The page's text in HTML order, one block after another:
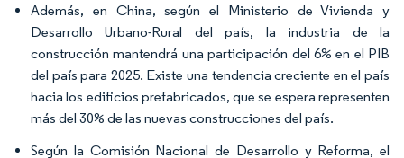
Además, en China, según el Ministerio de Vivienda y
Desarrollo Urbano-Rural del país, la industria de la
construcción mantendrá una participación del 6% en el PIB
del país para 2025. Existe una tendencia creciente en el país
hacia los edificios prefabricados, que se espera representen
más del 30% de las nuevas construcciones del país.
Según la Comisión Nacional de Desarrollo y Reforma, el